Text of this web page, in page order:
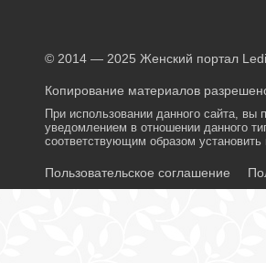
© 2014 — 2025 Женский портал
Копирование материалов
При использовании данного сайта,
уведомлением в отношении данного
соответствующим образом установить
Пользовательское соглашение